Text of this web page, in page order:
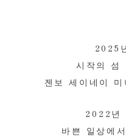
2025
시작의 섬
젠보 세이네이
2022년
바쁜 일상에